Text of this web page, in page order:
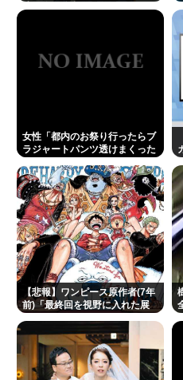
は「檀れいと離婚してた
【世論調査】ウクライナ
男性・高齢者・富裕層・
結婚式やると近所の花屋
「こんなに金取るのかよ
楽しんご、神田うのの印
も素っ気ない態度を取ら
A💕V女優『瀬戸環奈』
し、弱男が大集結www
立川志らく、ひろゆき氏
ニアがつぶす」に完全同
つぶす」
Powered by livedoor 相互RSS
女性「都内のお祭り行ったらブ
ラジャートパンツ透けまくった
の浴衣着てる女の子がいる」
【悲報】ワンピース原作者(7年
前)「最終回を視野に入れた展